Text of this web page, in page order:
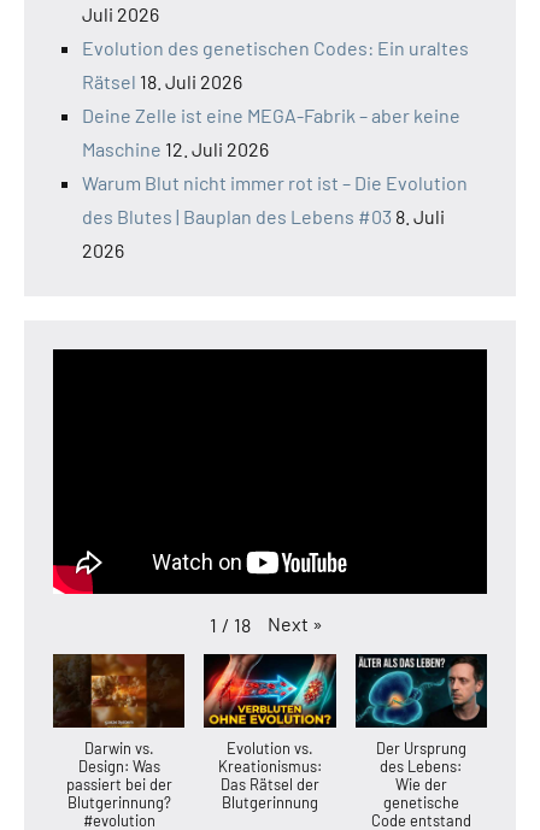
Juli 2026
Evolution des genetischen Codes: Ein uraltes
Rätsel 18. Juli 2026
Deine Zelle ist eine MEGA-Fabrik – aber keine
Maschine 12. Juli 2026
Warum Blut nicht immer rot ist – Die Evolution
des Blutes | Bauplan des Lebens #03 8. Juli
2026
1 / 18 Next »
Darwin vs.
Design: Was
passiert bei der
Blutgerinnung?
#evolution
Evolution vs.
Kreationismus:
Das Rätsel der
Blutgerinnung
Der Ursprung
des Lebens:
Wie der
genetische
Code entstand